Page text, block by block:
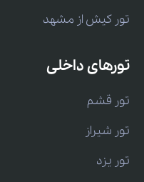
تور کیش از مشهد
تورهای داخلی
تور قشم
تور شیراز
تور یزد